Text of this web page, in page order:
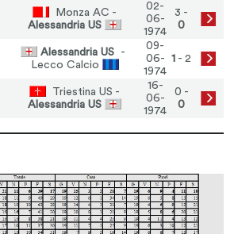
Monza AC -
Alessandria US
02-
06-
1974
3 -
0
Alessandria US -
Lecco Calcio
09-
06-
1974
1 - 2
Triestina US -
Alessandria US
16-
06-
1974
0 -
0